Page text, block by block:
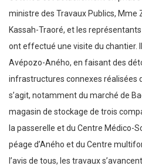
ministre des Travaux Publics, Mme
Kassah-Traoré, et les
ont effectué une visite du chantier.
Avépozo-Aného, en faisant des
infrastructures connexes réalisées
s’agit, notamment du marché de
magasin de stockage de trois
la passerelle et du Centre Médico-
péage d’Aného et du Centre
l’avis de tous, les travaux